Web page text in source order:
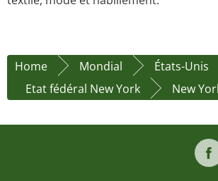
Home Mondial
États-Unis
Etat fédéral New York
New